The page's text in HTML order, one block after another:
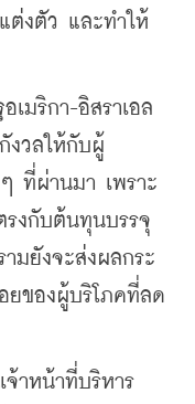
ต่งตัว และทำให้
มริกา-อิสราเอล
งวลให้กับผู้
ที่ผ่านมา เพราะ
รงกับต้นทุนบรรจุ
มยังจะส่งผลกระ
ยของผู้บริโภคที่ลด